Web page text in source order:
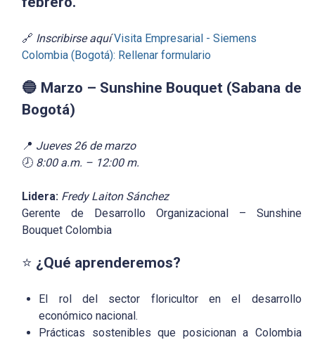
🔗 Inscribirse aquíVisita Empresarial - Siemens
Colombia (Bogotá): Rellenar formulario
🔵 Marzo – Sunshine Bouquet (Sabana de
Bogotá)
📍 Jueves 26 de marzo
🕗 8:00 a.m. – 12:00 m.
Lidera: Fredy Laiton Sánchez
Gerente de Desarrollo Organizacional – Sunshine
Bouquet Colombia
⭐ ¿Qué aprenderemos?
El rol del sector floricultor en el desarrollo
económico nacional.
Prácticas sostenibles que posicionan a Colombia